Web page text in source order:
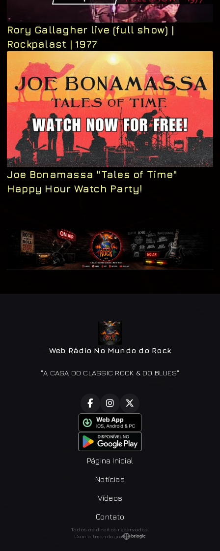
Rory Gallagher live (full show) |
Rockpalast | 1977
Joe Bonamassa "Tales of Time"
Happy Hour Watch Party!
Web Rádio No Mundo do Rock
"A CASA DO CLASSIC ROCK & DO BLUES"
Página Inicial
Notícias
Vídeos
Contato
Todos os direitos reservados.
Com a tecnologia